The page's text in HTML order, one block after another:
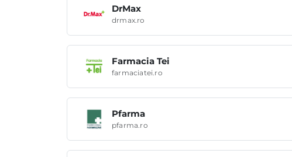
DrMax
drmax.ro
Farmacia Tei
farmaciatei.ro
Pfarma
pfarma.ro